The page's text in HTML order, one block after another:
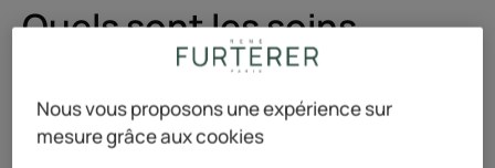
Quels sont les soins
préférés des cheveux
blonds ?
Nous vous proposons une expérience sur
mesure grâce aux cookies